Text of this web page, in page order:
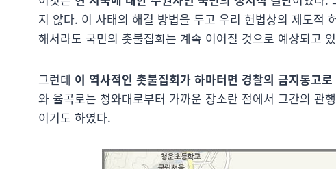
지 않다. 이 사태의 해결 방법을 두고 우리 헌법상의 제도적
해서라도 국민의 촛불집회는 계속 이어질 것으로 예상되고
그런데 이 역사적인 촛불집회가 하마터면 경찰의 금지통고
와 율곡로는 청와대로부터 가까운 장소란 점에서 그간의 관
이기도 하였다.